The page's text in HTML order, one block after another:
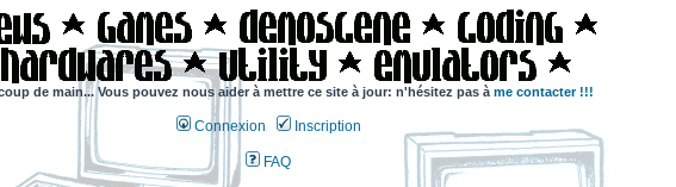
de main... Vous pouvez nous aider à mettre ce site à jour: n'hésitez pas à me contacter !!!
Connexion Inscription
FAQ